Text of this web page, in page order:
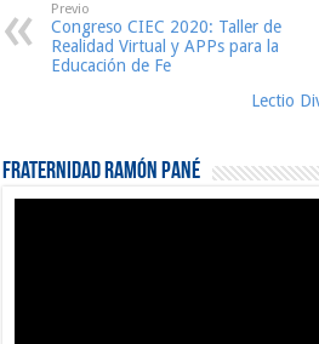
Previo
Congreso CIEC 2020: Taller de
Realidad Virtual y APPs para la
Educación de Fe
Lectio
Fraternidad Ramón Pané